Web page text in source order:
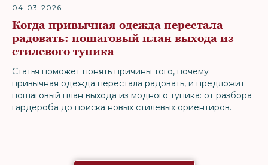
04-03-2026
Когда привычная одежда перестала
радовать: пошаговый план выхода из
стилевого тупика
Статья поможет понять причины того, почему
привычная одежда перестала радовать, и предложит
пошаговый план выхода из модного тупика: от разбора
гардероба до поиска новых стилевых ориентиров.